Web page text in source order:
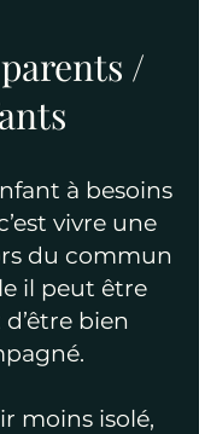
/
à besoins
vivre une
du commun
il peut être
bien
moins isolé,